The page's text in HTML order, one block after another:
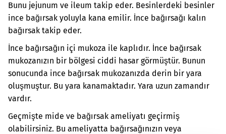
Bunu jejunum ve ileum takip eder. Besinlerdeki besinler
ince bağırsak yoluyla kana emilir. İnce bağırsağı kalın
bağırsak takip eder.
İnce bağırsağın içi mukoza ile kaplıdır. İnce bağırsak
mukozanızın bir bölgesi ciddi hasar görmüştür. Bunun
sonucunda ince bağırsak mukozanızda derin bir yara
oluşmuştur. Bu yara kanamaktadır. Yara uzun zamandır
vardır.
Geçmişte mide ve bağırsak ameliyatı geçirmiş
olabilirsiniz. Bu ameliyatta bağırsağınızın veya